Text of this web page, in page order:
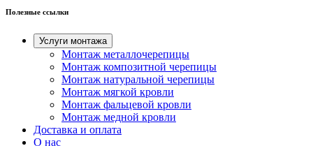
Полезные ссылки
Услуги монтажа
Монтаж металлочерепицы
Монтаж композитной черепицы
Монтаж натуральной черепицы
Монтаж мягкой кровли
Монтаж фальцевой кровли
Монтаж медной кровли
Доставка и оплата
О нас